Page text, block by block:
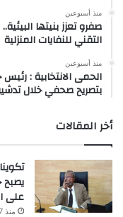
منذ أسبوعين
صفرو تعزز بنيتها
التقني للنفايات المنزلية
منذ أسبوعين
الحمى الانتخابية :
بتصريح صحفي خلال
أخر المقالات
يصبح
على
منذ 17 ساعة